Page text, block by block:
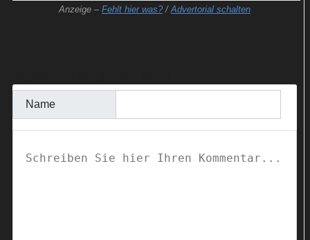
Anzeige – Fehlt hier was? /Advertorial schalten
Name